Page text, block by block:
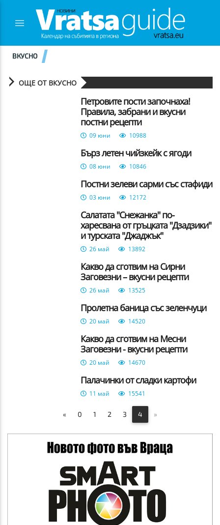
ВКУСНО
ОЩЕ ОТ ВКУСНО
Петровите пости започнаха!
Правила, забрани и вкусни
постни рецепти
09 юни 10988
Бърз летен чийзкейк с ягоди
08 юни 10846
Постни зелеви сарми със стафиди
03 юни 12172
Салатата "Снежанка" по-
харесвана от гръцката "Дзадзики"
и турската "Джаджък"
26 май 13892
Какво да сготвим на Сирни
Заговезни – вкусни рецепти
26 май 13525
Пролетна баница със зеленчуци
20 май 14520
Какво да сготвим на Месни
Заговезни - вкусни рецепти
20 май 14670
Палачинки от сладки картофи
11 май 15541
« 0 1 2 3 4 »